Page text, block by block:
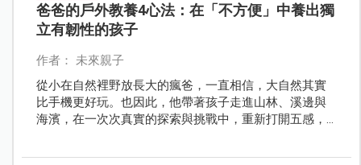
爸爸的戶外教養4心法：在「不方便」中養出獨
立有韌性的孩子
作者： 未來親子
從小在自然裡野放長大的瘋爸，一直相信，大自然其實
比手機更好玩。也因此，他帶著孩子走進山林、溪邊與
海濱，在一次次真實的探索與挑戰中，重新打開五感，